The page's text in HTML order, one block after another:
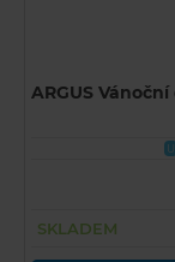
ARGUS
U
SKLADEM